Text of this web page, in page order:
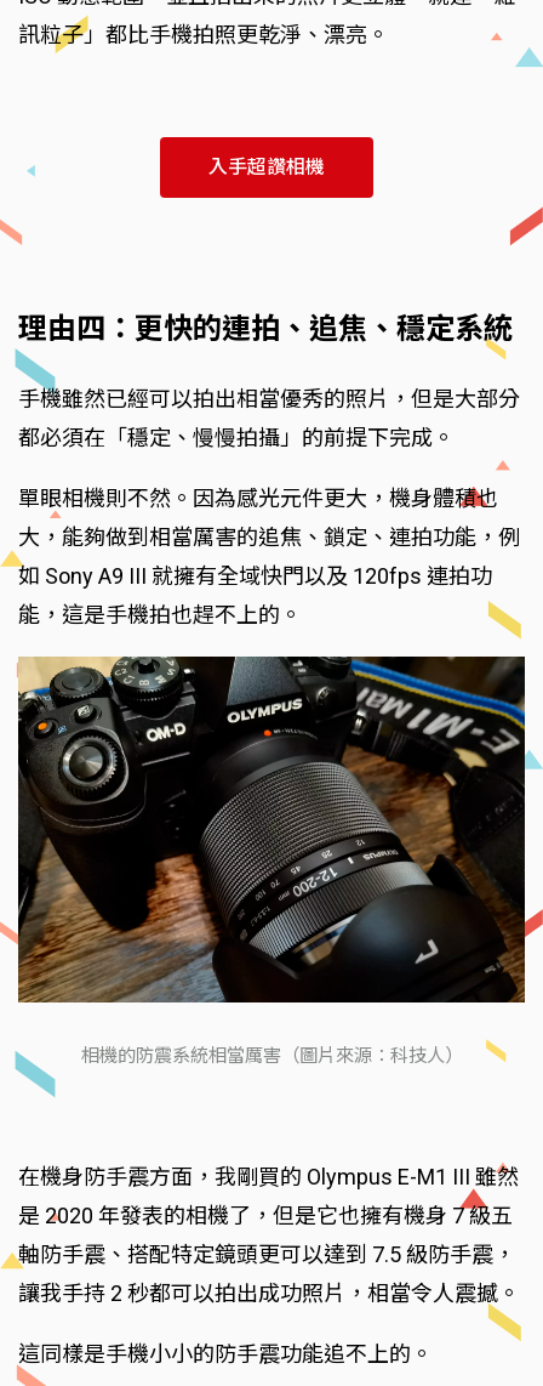
訊粒子」都比手機拍照更乾淨、漂亮。
入手超讚相機
理由四：更快的連拍、追焦、穩定系統
手機雖然已經可以拍出相當優秀的照片，但是大部分
都必須在「穩定、慢慢拍攝」的前提下完成。
單眼相機則不然。因為感光元件更大，機身體積也
大，能夠做到相當厲害的追焦、鎖定、連拍功能，例
如 Sony A9 III 就擁有全域快門以及 120fps 連拍功
能，這是手機拍也趕不上的。
相機的防震系統相當厲害（圖片來源：科技人）
在機身防手震方面，我剛買的 Olympus E-M1 III 雖然
是 2020 年發表的相機了，但是它也擁有機身 7 級五
軸防手震、搭配特定鏡頭更可以達到 7.5 級防手震，
讓我手持 2 秒都可以拍出成功照片，相當令人震撼。
這同樣是手機小小的防手震功能追不上的。